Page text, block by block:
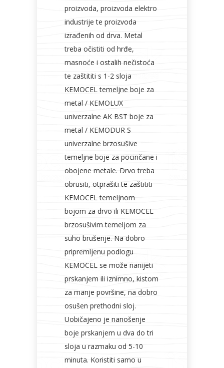
proizvoda, proizvoda elektro
industrije te proizvoda
izrađenih od drva. Metal
treba očistiti od hrđe,
masnoće i ostalih nečistoća
te zaštititi s 1-2 sloja
KEMOCEL temeljne boje za
metal / KEMOLUX
univerzalne AK BST boje za
metal / KEMODUR S
univerzalne brzosušive
temeljne boje za pocinčane i
obojene metale. Drvo treba
obrusiti, otprašiti te zaštititi
KEMOCEL temeljnom
bojom za drvo ili KEMOCEL
brzosušivim temeljom za
suho brušenje. Na dobro
pripremljenu podlogu
KEMOCEL se može nanijeti
prskanjem ili iznimno, kistom
za manje površine, na dobro
osušen prethodni sloj.
Uobičajeno je nanošenje
boje prskanjem u dva do tri
sloja u razmaku od 5-10
minuta. Koristiti samo u